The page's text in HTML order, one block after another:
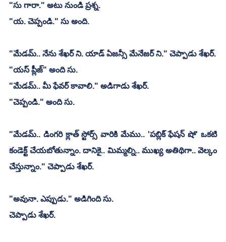
"సు గారా." అటు నుండి ప్రశ్న.
"య. చెప్పండి." సు అంది.
"మేడమ్.. నేను శేఖర్ ని. యాడ్ ఏజన్సీ మేనేజర్ ని." చెప్పాడు శేఖర్.
"యస్ ప్లీజ్" అంది సు.
"మేడమ్.. మీ ఫేవర్ కావాలి." అడిగాడు శేఖర్.
"చెప్పండి." అంది సు.
"మేడమ్.. డింగరి క్లాత్ స్టోర్స్ వారికి మేము.. 'పబ్లిక్ ఫేషన్ షో' ఒకటి
కండెక్ట్ చేయబోతున్నాం. దానికై.. మిమ్మల్ని.. ముఖ్య అతిథిగా.. వెల్కం
చేస్తున్నాం." చెప్పాడు శేఖర్.
"అవునా. ఎప్పుడు." అడిగింది సు.
చెప్పాడు శేఖర్.